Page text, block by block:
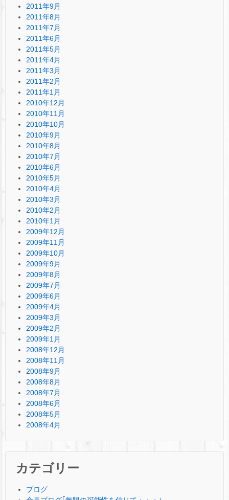
2011年9月
2011年8月
2011年7月
2011年6月
2011年5月
2011年4月
2011年3月
2011年2月
2011年1月
2010年12月
2010年11月
2010年10月
2010年9月
2010年8月
2010年7月
2010年6月
2010年5月
2010年4月
2010年3月
2010年2月
2010年1月
2009年12月
2009年11月
2009年10月
2009年9月
2009年8月
2009年7月
2009年6月
2009年4月
2009年3月
2009年2月
2009年1月
2008年12月
2008年11月
2008年9月
2008年8月
2008年7月
2008年6月
2008年5月
2008年4月
カテゴリー
ブログ